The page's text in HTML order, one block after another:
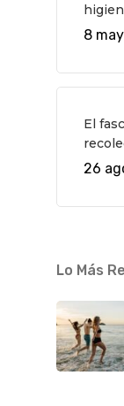
8
El
26
Lo Más